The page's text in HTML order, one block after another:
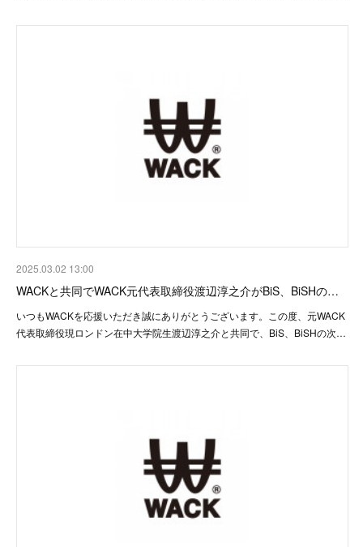
2025.03.02 13:00
WACKと共同でWACK元代表取締役渡辺淳之介がBiS、BiSHの…
いつもWACKを応援いただき誠にありがとうございます。この度、元WACK
代表取締役現ロンドン在中大学院生渡辺淳之介と共同で、BiS、BiSHの次…